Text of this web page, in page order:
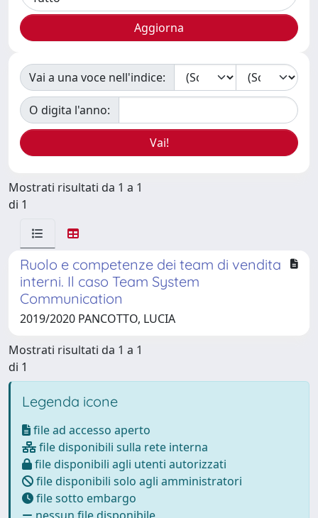
Vai a una voce nell'indice:
O digita l'anno:
Mostrati risultati da 1 a 1
di 1
Ruolo e competenze dei team di vendita
interni. Il caso Team System
Communication
2019/2020 PANCOTTO, LUCIA
Mostrati risultati da 1 a 1
di 1
Legenda icone
file ad accesso aperto
file disponibili sulla rete interna
file disponibili agli utenti autorizzati
file disponibili solo agli amministratori
file sotto embargo